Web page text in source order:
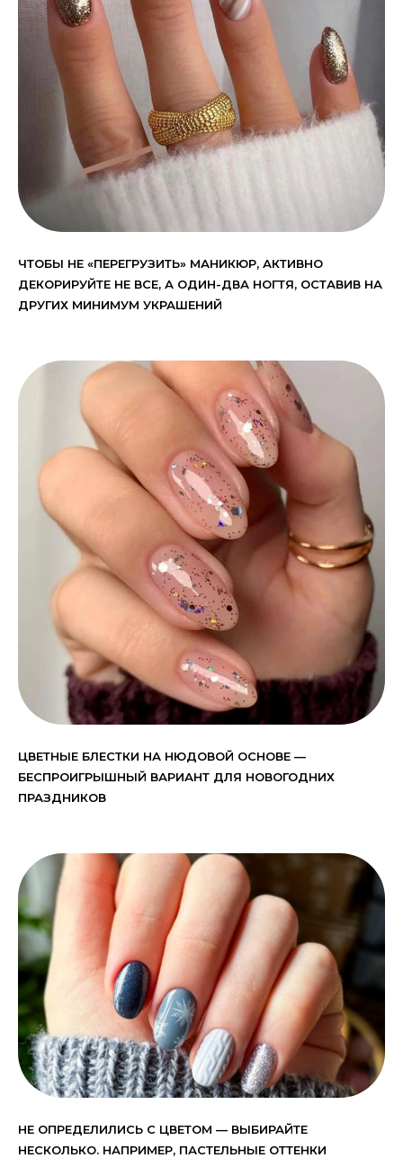
ЧТОБЫ НЕ «ПЕРЕГРУЗИТЬ» МАНИКЮР, АКТИВНО
ДЕКОРИРУЙТЕ НЕ ВСЕ, А ОДИН-ДВА НОГТЯ, ОСТАВИВ НА
ДРУГИХ МИНИМУМ УКРАШЕНИЙ
ЦВЕТНЫЕ БЛЕСТКИ НА НЮДОВОЙ ОСНОВЕ —
БЕСПРОИГРЫШНЫЙ ВАРИАНТ ДЛЯ НОВОГОДНИХ
ПРАЗДНИКОВ
НЕ ОПРЕДЕЛИЛИСЬ С ЦВЕТОМ — ВЫБИРАЙТЕ
НЕСКОЛЬКО. НАПРИМЕР, ПАСТЕЛЬНЫЕ ОТТЕНКИ